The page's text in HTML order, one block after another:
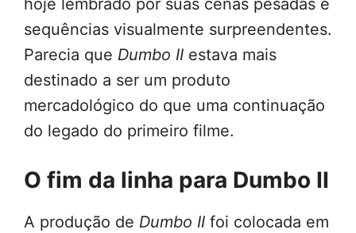
sequências visualmente surpreendentes.
Parecia que Dumbo II estava mais
destinado a ser um produto
mercadológico do que uma continuação
do legado do primeiro filme.
O fim da linha para Dumbo II
A produção de Dumbo II foi colocada em